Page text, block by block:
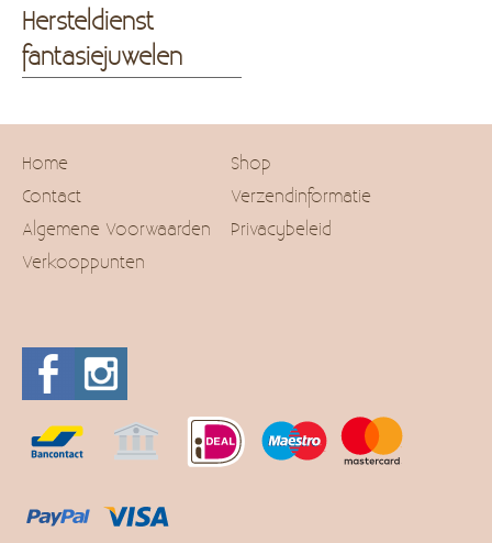
Hersteldienst
fantasiejuwelen
Home
Shop
Contact
Verzendinformatie
Algemene Voorwaarden
Privacybeleid
Verkooppunten